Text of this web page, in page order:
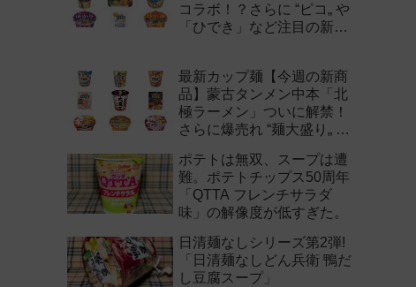
コラボ！？さらに “ピコ„ や
「ひでき」など注目の新作
最新カップ麺【今週の新商
品】蒙古タンメン中本「北
極ラーメン」ついに解禁！
さらに爆売れ “麺大盛り„ シ
作まとめ！
ポテトは無双、スープは遭
難。ポテトチップス50周年
「QTTA フレンチサラダ
味」の解像度が低すぎた。
日清麺なしシリーズ第2弾!
「日清麺なしどん兵衛 鴨だ
し豆腐スープ」